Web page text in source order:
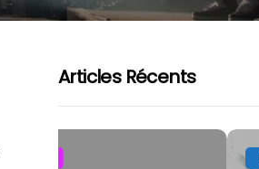
Articles Récents